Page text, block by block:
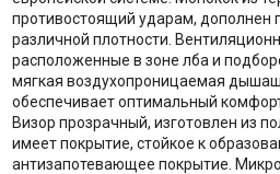
противостоящий ударам, дополнен
различной плотности.
расположенные в зоне лба и
мягкая воздухопроницаемая
обеспечивает оптимальный
Визор прозрачный, изготовлен из
имеет покрытие, стойкое к
антизапотевающее покрытие.